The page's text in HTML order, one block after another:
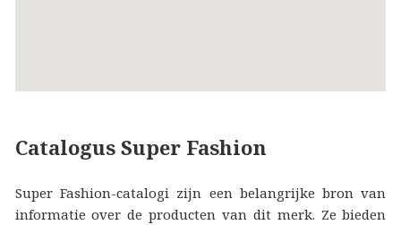
Catalogus Super Fashion
Super Fashion-catalogi zijn een belangrijke bron van
informatie over de producten van dit merk. Ze bieden